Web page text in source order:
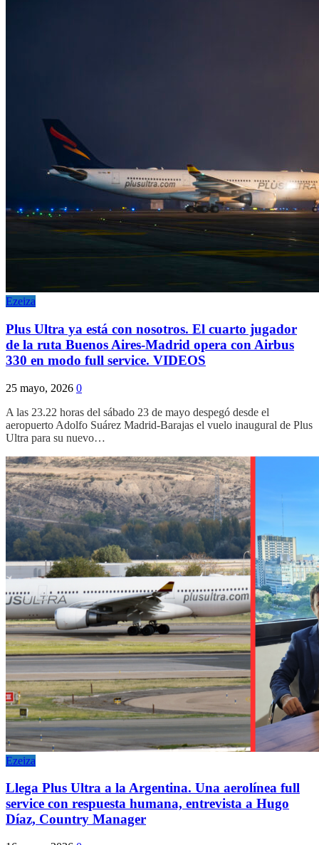
Ezeiza
Plus Ultra ya está con nosotros. El cuarto jugador
de la ruta Buenos Aires-Madrid opera con Airbus
330 en modo full service. VIDEOS
25 mayo, 2026 0
A las 23.22 horas del sábado 23 de mayo despegó desde el
aeropuerto Adolfo Suárez Madrid-Barajas el vuelo inaugural de Plus
Ultra para su nuevo…
Ezeiza
Llega Plus Ultra a la Argentina. Una aerolínea full
service con respuesta humana, entrevista a Hugo
Díaz, Country Manager